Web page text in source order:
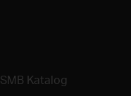
SMB Katalog